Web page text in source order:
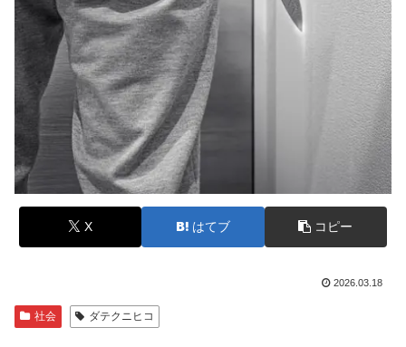
X はてブ コピー
2026.03.18
社会 ダテクニヒコ